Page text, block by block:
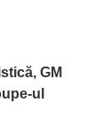
GM
ul